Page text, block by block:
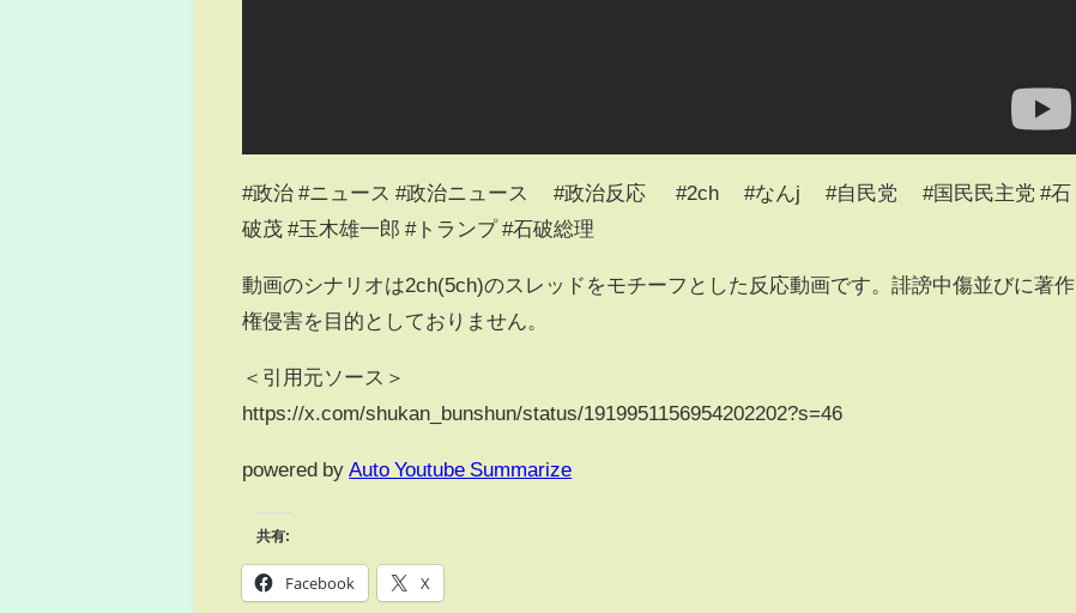
#政治 #ニュース #政治ニュース #政治反応 #2ch #なんj #自民党 #国民民主党 #石
破茂 #玉木雄一郎 #トランプ #石破総理
動画のシナリオは2ch(5ch)のスレッドをモチーフとした反応動画です。誹謗中傷並びに著作
権侵害を目的としておりません。
＜引用元ソース＞
https://x.com/shukan_bunshun/status/1919951156954202202?s=46
powered by Auto Youtube Summarize
共有:
Facebook X